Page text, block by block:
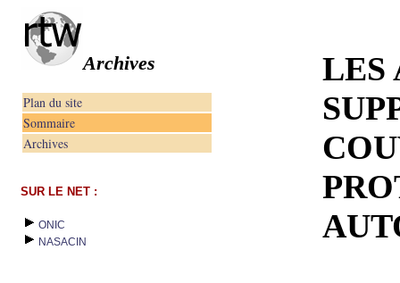
Archives
Plan du site
Sommaire
Archives
SUR LE NET :
ONIC
NASACIN
LES